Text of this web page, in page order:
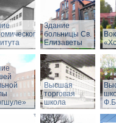
Здание
больницы Св.
Елизаветы
Высшая
торговая
школа